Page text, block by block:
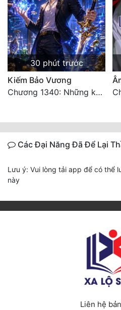
30 phút trước
Kiếm Bảo Vương
Chương 1340: Những kẻ cướp có cánh
Các Đại Năng Đã Để Lại
Lưu ý: Vui lòng tải app để có thể
này
Liên hệ